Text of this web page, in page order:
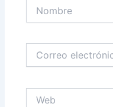
electrónico